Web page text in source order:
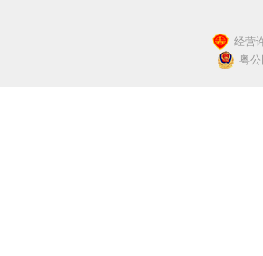
经营
粤公